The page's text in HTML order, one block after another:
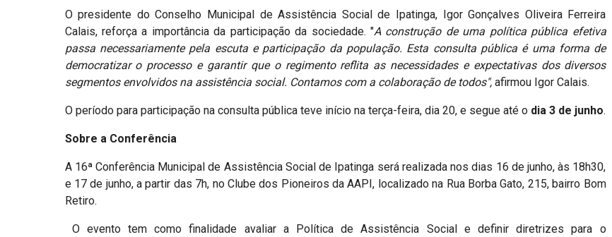
O presidente do Conselho Municipal de Assistência Social de Ipatinga, Igor Gonçalves Oliveira Ferreira
Calais, reforça a importância da participação da sociedade. "A construção de uma política pública efetiva
passa necessariamente pela escuta e participação da população. Esta consulta pública é uma forma de
democratizar o processo e garantir que o regimento reflita as necessidades e expectativas dos diversos
segmentos envolvidos na assistência social. Contamos com a colaboração de todos",afirmou Igor Calais.
O período para participação na consulta pública teve início na terça-feira, dia 20, e segue até o dia 3 de junho.
Sobre a Conferência
A 16ª Conferência Municipal de Assistência Social de Ipatinga será realizada nos dias 16 de junho, às 18h30,
e 17 de junho, a partir das 7h, no Clube dos Pioneiros da AAPI, localizado na Rua Borba Gato, 215, bairro Bom
Retiro.
O evento tem como finalidade avaliar a Política de Assistência Social e definir diretrizes para o